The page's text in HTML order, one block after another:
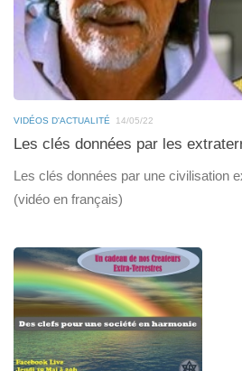
VIDÉOS D'ACTUALITÉ 14/05/22
Les clés données par les
Les clés données par une civilisation
(vidéo en français)